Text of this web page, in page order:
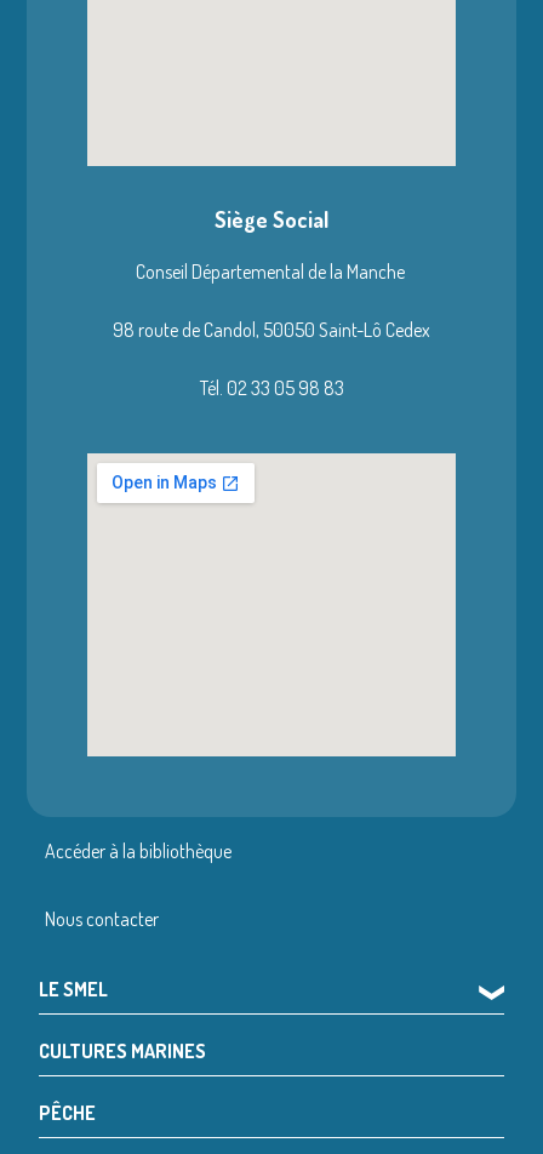
Siège Social
Conseil Départemental de la Manche
98 route de Candol, 50050 Saint-Lô Cedex
Tél. 02 33 05 98 83
Accéder à la bibliothèque
Nous contacter
LE SMEL ❯
CULTURES MARINES
PÊCHE